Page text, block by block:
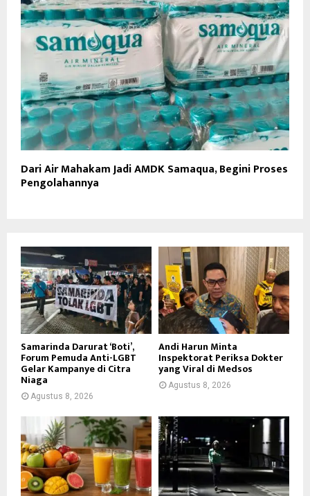
Dari Air Mahakam Jadi AMDK Samaqua, Begini Proses
Pengolahannya
Samarinda Darurat ‘Boti’,
Forum Pemuda Anti-LGBT
Gelar Kampanye di Citra
Niaga
Agustus 8, 2026
Andi Harun Minta
Inspektorat Periksa Dokter
yang Viral di Medsos
Agustus 8, 2026